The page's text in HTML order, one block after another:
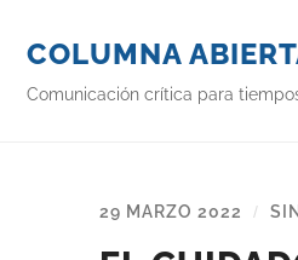
COLUMNA
Comunicación crítica para
29 MARZO 2022 /